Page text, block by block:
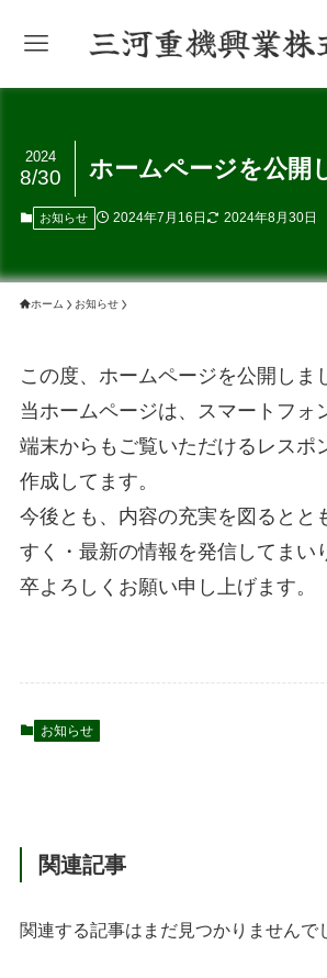
ホームページを公開
2024
8/30
お知らせ 2024年7月16日 2024年8月30日
ホーム お知らせ
この度、ホームページを公開しま
当ホームページは、スマートフォ
端末からもご覧いただけるレスポ
作成してます。
今後とも、内容の充実を図るとと
すく・最新の情報を発信してまい
卒よろしくお願い申し上げます。
お知らせ
関連記事
関連する記事はまだ見つかりませんで